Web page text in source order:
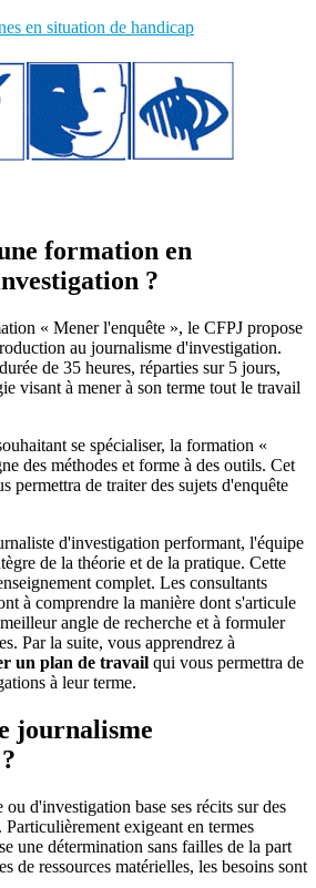
en situation de handicap
formation en
?
« Mener l'enquête », le CFPJ propose
au journalisme d'investigation.
de 35 heures, réparties sur 5 jours,
visant à mener à son terme tout le travail
se spécialiser, la formation «
des méthodes et forme à des outils. Cet
permettra de traiter des sujets d'enquête
d'investigation performant, l'équipe
de la théorie et de la pratique. Cette
complet. Les consultants
à comprendre la manière dont s'articule
angle de recherche et à formuler
Par la suite, vous apprendrez à
un plan de travail qui vous permettra de
à leur terme.
journalisme
d'investigation base ses récits sur des
exigeant en termes
une détermination sans failles de la part
de ressources matérielles, les besoins sont